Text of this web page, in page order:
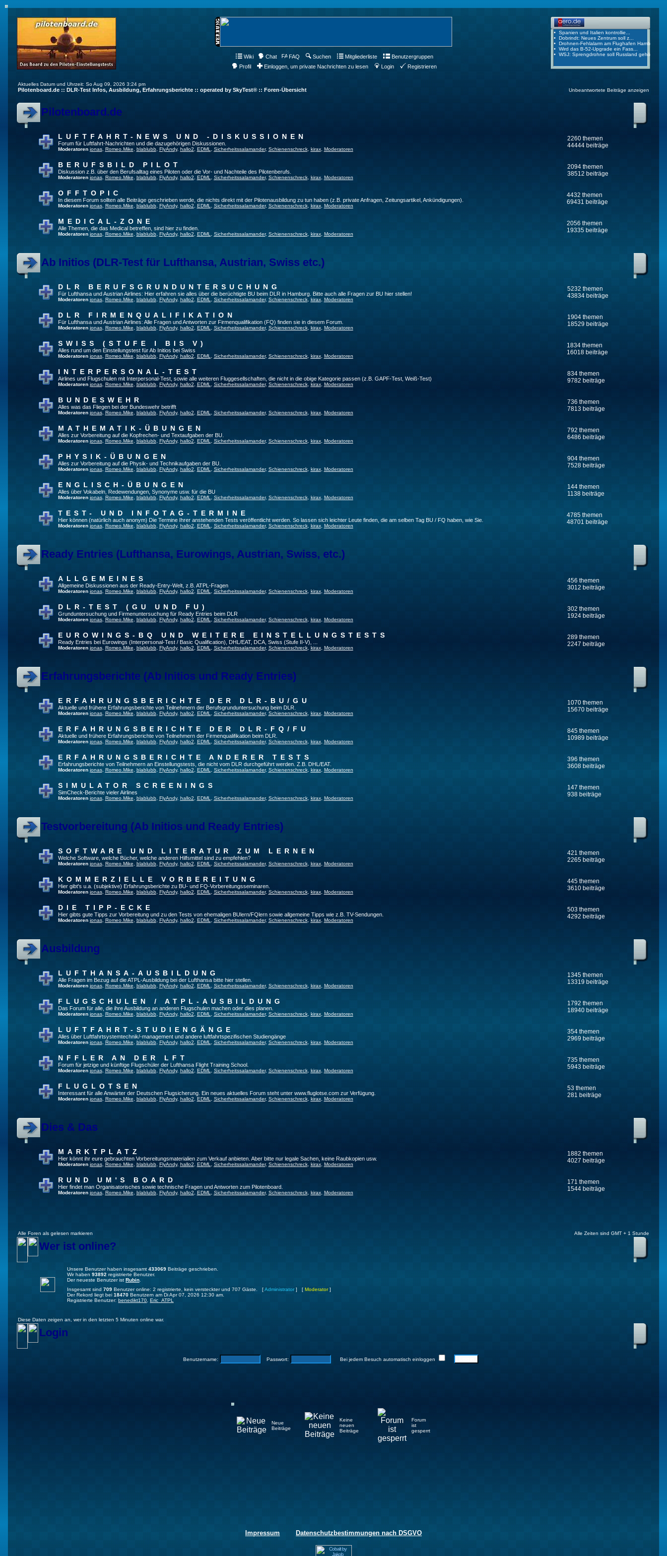
Wiki Chat FAQ Suchen Mitgliederliste
Benutzergruppen
Profil
Einloggen, um private Nachrichten zu lesen Login Registrieren
Aktuelles Datum und Uhrzeit: So Aug 09, 2026 3:24 pm
Pilotenboard.de :: DLR-Test Infos, Ausbildung, Erfahrungsberichte :: operated by SkyTest® :: Foren-Übersicht Unbeantwortete Beiträge anzeigen
Pilotenboard.de
LUFTFAHRT-NEWS UND -DISKUSSIONEN
Forum für Luftfahrt-Nachrichten und die dazugehörigen Diskussionen.
Moderatoren jonas, Romeo.Mike blablubb, FlyAndy, hallo2 EDML Sicherheitssalamander, Schienenschreck, kirax, Moderatoren
2260 themen
44444 beiträge
BERUFSBILD PILOT
Diskussion z.B. über den Berufsalltag eines Piloten oder die Vor- und Nachteile des Pilotenberufs.
Moderatoren jonas, Romeo.Mike blablubb, FlyAndy, hallo2 EDML Sicherheitssalamander, Schienenschreck, kirax, Moderatoren
2094 themen
38512 beiträge
OFFTOPIC
In diesem Forum sollten alle Beiträge geschrieben werde, die nichts direkt mit der Pilotenausbildung zu tun haben (z.B. private Anfragen, Zeitungsartikel, Ankündigungen).
Moderatoren jonas, Romeo.Mike blablubb, FlyAndy, hallo2 EDML Sicherheitssalamander, Schienenschreck, kirax, Moderatoren
4432 themen
69431 beiträge
MEDICAL-ZONE
Alle Themen, die das Medical betreffen, sind hier zu finden.
Moderatoren jonas, Romeo.Mike blablubb, FlyAndy, hallo2 EDML Sicherheitssalamander, Schienenschreck, kirax, Moderatoren
2056 themen
19335 beiträge
Ab Initios (DLR-Test für Lufthansa, Austrian, Swiss etc.)
DLR BERUFSGRUNDUNTERSUCHUNG
Für Lufthansa und Austrian Airlines: Hier erfahren sie alles über die berüchtigte BU beim DLR in Hamburg. Bitte auch alle Fragen zur BU hier stellen!
Moderatoren jonas, Romeo.Mike blablubb, FlyAndy, hallo2 EDML Sicherheitssalamander, Schienenschreck, kirax, Moderatoren
5232 themen
43834 beiträge
DLR FIRMENQUALIFIKATION
Für Lufthansa und Austrian Airlines: Alle Fragen und Antworten zur Firmenqualifikation (FQ) finden sie in diesem Forum.
Moderatoren jonas, Romeo.Mike blablubb, FlyAndy, hallo2 EDML Sicherheitssalamander, Schienenschreck, kirax, Moderatoren
1904 themen
18529 beiträge
SWISS (STUFE I BIS V)
Alles rund um den Einstellungstest für Ab Initios bei Swiss
Moderatoren jonas, Romeo.Mike blablubb, FlyAndy, hallo2 EDML Sicherheitssalamander, Schienenschreck, kirax, Moderatoren
1834 themen
16018 beiträge
INTERPERSONAL-TEST
Airlines und Flugschulen mit Interpersonal-Test, sowie alle weiteren Fluggesellschaften, die nicht in die obige Kategorie passen (z.B. GAPF-Test, Weiß-Test)
Moderatoren jonas, Romeo.Mike blablubb, FlyAndy, hallo2 EDML Sicherheitssalamander, Schienenschreck, kirax, Moderatoren
834 themen
9782 beiträge
BUNDESWEHR
Alles was das Fliegen bei der Bundeswehr betrifft
Moderatoren jonas, Romeo.Mike blablubb, FlyAndy, hallo2 EDML Sicherheitssalamander, Schienenschreck, kirax, Moderatoren
736 themen
7813 beiträge
MATHEMATIK-ÜBUNGEN
Alles zur Vorbereitung auf die Kopfrechen- und Textaufgaben der BU.
Moderatoren jonas, Romeo.Mike blablubb, FlyAndy, hallo2 EDML Sicherheitssalamander, Schienenschreck, kirax, Moderatoren
792 themen
6486 beiträge
PHYSIK-ÜBUNGEN
Alles zur Vorbereitung auf die Physik- und Technikaufgaben der BU.
Moderatoren jonas, Romeo.Mike blablubb, FlyAndy, hallo2 EDML Sicherheitssalamander, Schienenschreck, kirax, Moderatoren
904 themen
7528 beiträge
ENGLISCH-ÜBUNGEN
Alles über Vokabeln, Redewendungen, Synonyme usw. für die BU
Moderatoren jonas, Romeo.Mike blablubb, FlyAndy, hallo2 EDML Sicherheitssalamander, Schienenschreck, kirax, Moderatoren
144 themen
1138 beiträge
TEST- UND INFOTAG-TERMINE
Hier können (natürlich auch anonym) Die Termine Ihrer anstehenden Tests veröffentlicht werden. So lassen sich leichter Leute finden, die am selben Tag BU / FQ haben, wie Sie.
Moderatoren jonas, Romeo.Mike blablubb, FlyAndy, hallo2 EDML Sicherheitssalamander, Schienenschreck, kirax, Moderatoren
4785 themen
48701 beiträge
Ready Entries (Lufthansa, Eurowings, Austrian, Swiss, etc.)
ALLGEMEINES
Allgemeine Diskussionen aus der Ready-Entry-Welt, z.B. ATPL-Fragen
Moderatoren jonas, Romeo.Mike blablubb, FlyAndy, hallo2 EDML Sicherheitssalamander, Schienenschreck, kirax, Moderatoren
456 themen
3012 beiträge
DLR-TEST (GU UND FU)
Grunduntersuchung und Firmenuntersuchung für Ready Entries beim DLR
Moderatoren jonas, Romeo.Mike blablubb, FlyAndy, hallo2 EDML Sicherheitssalamander, Schienenschreck, kirax, Moderatoren
302 themen
1924 beiträge
EUROWINGS-BQ UND WEITERE EINSTELLUNGSTESTS
Ready Entries bei Eurowings (Interpersonal-Test / Basic Qualification), DHL/EAT, DCA, Swiss (Stufe II-V), ...
Moderatoren jonas, Romeo.Mike blablubb, FlyAndy, hallo2 EDML Sicherheitssalamander, Schienenschreck, kirax, Moderatoren
289 themen
2247 beiträge
Erfahrungsberichte (Ab Initios und Ready Entries)
ERFAHRUNGSBERICHTE DER DLR-BU/GU
Aktuelle und frühere Erfahrungsberichte von Teilnehmern der Berufsgrunduntersuchung beim DLR.
Moderatoren jonas, Romeo.Mike blablubb, FlyAndy, hallo2 EDML Sicherheitssalamander, Schienenschreck, kirax, Moderatoren
1070 themen
15670 beiträge
ERFAHRUNGSBERICHTE DER DLR-FQ/FU
Aktuelle und frühere Erfahrungsberichte von Teilnehmern der Firmenqualifikation beim DLR.
Moderatoren jonas, Romeo.Mike blablubb, FlyAndy, hallo2 EDML Sicherheitssalamander, Schienenschreck, kirax, Moderatoren
845 themen
10989 beiträge
ERFAHRUNGSBERICHTE ANDERER TESTS
Erfahrungsberichte von Teilnehmern an Einstellungstests, die nicht vom DLR durchgeführt werden. Z.B. DHL/EAT.
Moderatoren jonas, Romeo.Mike blablubb, FlyAndy, hallo2 EDML Sicherheitssalamander, Schienenschreck, kirax, Moderatoren
396 themen
3608 beiträge
SIMULATOR SCREENINGS
SimCheck-Berichte vieler Airlines
Moderatoren jonas, Romeo.Mike blablubb, FlyAndy, hallo2 EDML Sicherheitssalamander, Schienenschreck, kirax, Moderatoren
147 themen
938 beiträge
Testvorbereitung (Ab Initios und Ready Entries)
SOFTWARE UND LITERATUR ZUM LERNEN
Welche Software, welche Bücher, welche anderen Hilfsmittel sind zu empfehlen?
Moderatoren jonas, Romeo.Mike blablubb, FlyAndy, hallo2 EDML Sicherheitssalamander, Schienenschreck, kirax, Moderatoren
421 themen
2265 beiträge
KOMMERZIELLE VORBEREITUNG
Hier gibt's u.a. (subjektive) Erfahrungsberichte zu BU- und FQ-Vorbereitungsseminaren.
Moderatoren jonas, Romeo.Mike blablubb, FlyAndy, hallo2 EDML Sicherheitssalamander, Schienenschreck, kirax, Moderatoren
445 themen
3610 beiträge
DIE TIPP-ECKE
Hier gibts gute Tipps zur Vorbereitung und zu den Tests von ehemaligen BUlern/FQlern sowie allgemeine Tipps wie z.B. TV-Sendungen.
Moderatoren jonas, Romeo.Mike blablubb, FlyAndy, hallo2 EDML Sicherheitssalamander, Schienenschreck, kirax, Moderatoren
503 themen
4292 beiträge
Ausbildung
LUFTHANSA-AUSBILDUNG
Alle Fragen im Bezug auf die ATPL-Ausbildung bei der Lufthansa bitte hier stellen.
Moderatoren jonas, Romeo.Mike blablubb, FlyAndy, hallo2 EDML Sicherheitssalamander, Schienenschreck, kirax, Moderatoren
1345 themen
13319 beiträge
FLUGSCHULEN / ATPL-AUSBILDUNG
Das Forum für alle, die ihre Ausbildung an anderen Flugschulen machen oder dies planen.
Moderatoren jonas, Romeo.Mike blablubb, FlyAndy, hallo2 EDML Sicherheitssalamander, Schienenschreck, kirax, Moderatoren
1792 themen
18940 beiträge
LUFTFAHRT-STUDIENGÄNGE
Alles über Luftfahrtsystemtechnik/-management und andere luftfahrtspezifischen Studiengänge
Moderatoren jonas, Romeo.Mike blablubb, FlyAndy, hallo2 EDML Sicherheitssalamander, Schienenschreck, kirax, Moderatoren
354 themen
2969 beiträge
NFFLER AN DER LFT
Forum für jetzige und künftige Flugschüler der Lufthansa Flight Training School.
Moderatoren jonas, Romeo.Mike blablubb, FlyAndy, hallo2 EDML Sicherheitssalamander, Schienenschreck, kirax, Moderatoren
735 themen
5943 beiträge
FLUGLOTSEN
Interessant für alle Anwärter der Deutschen Flugsicherung. Ein neues aktuelles Forum steht unter www.fluglotse.com zur Verfügung.
Moderatoren jonas, Romeo.Mike blablubb, FlyAndy, hallo2 EDML Sicherheitssalamander, Schienenschreck, kirax, Moderatoren
53 themen
281 beiträge
Dies & Das
MARKTPLATZ
Hier könnt ihr eure gebrauchten Vorbereitungsmaterialien zum Verkauf anbieten. Aber bitte nur legale Sachen, keine Raubkopien usw.
Moderatoren jonas, Romeo.Mike blablubb, FlyAndy, hallo2 EDML Sicherheitssalamander, Schienenschreck, kirax, Moderatoren
1882 themen
4027 beiträge
RUND UM'S BOARD
Hier findet man Organisatorisches sowie technische Fragen und Antworten zum Pilotenboard.
Moderatoren jonas, Romeo.Mike blablubb, FlyAndy, hallo2 EDML Sicherheitssalamander, Schienenschreck, kirax, Moderatoren
171 themen
1544 beiträge
Alle Foren als gelesen markieren Alle Zeiten sind GMT + 1 Stunde
Wer ist online?
Unsere Benutzer haben insgesamt 433069 Beiträge geschrieben.
Wir haben 93892 registrierte Benutzer.
Der neueste Benutzer ist Rubin
Insgesamt sind 709 Benutzer online: 2 registrierte, kein versteckter und 707 Gäste. [Administrator] [ Moderator]
Der Rekord liegt bei 18470 Benutzern am Di Apr 07, 2026 12:30 am.
Registrierte Benutzer: benedikt170 Eric_ATPL
Diese Daten zeigen an, wer in den letzten 5 Minuten online war.
Login
Benutzername: Passwort: Bei jedem Besuch automatisch einloggen
Neue
Beiträge
Keine
neuen
Beiträge
Forum
ist
gesperrt
Impressum Datenschutzbestimmungen nach DSGVO